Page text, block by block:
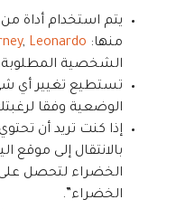
يتم استخدام أداة
منها:
, Leonardo
الشخصية المطلوبة.
تستطيع تغيير أي
الوضعية وفقا
إذا كنت تريد أن
بالانتقال إلى موقع
الخضراء لتحصل
الخضراء”.